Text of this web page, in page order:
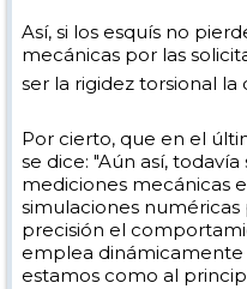
Así, si los esquís no
mecánicas por las
ser la rigidez torsional la
Por cierto, que en el
se dice: "Aún así,
mediciones mecánicas
simulaciones
precisión el
emplea dinámicamente
estamos como al